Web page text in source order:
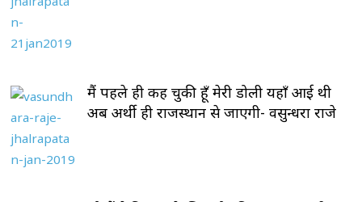
मैं पहले ही कह चुकी हूँ मेरी डोली यहाँ आई थी
अब अर्थी ही राजस्थान से जाएगी- वसुन्धरा राजे